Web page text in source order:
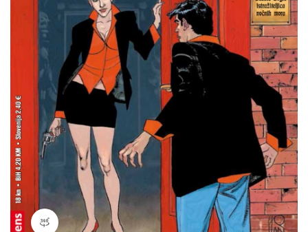
360 product view